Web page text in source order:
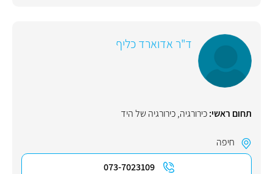
ד"ר אדוארד כליף
תחום ראשי:כירורגיה,כירורגיה של היד
חיפה
073-7023109